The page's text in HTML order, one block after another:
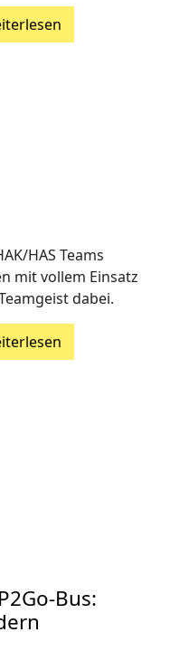
HAS Teams
mit vollem Einsatz
dabei.
Bus: